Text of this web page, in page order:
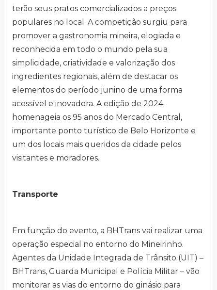
terão seus pratos comercializados a preços
populares no local. A competição surgiu para
promover a gastronomia mineira, elogiada e
reconhecida em todo o mundo pela sua
simplicidade, criatividade e valorização dos
ingredientes regionais, além de destacar os
elementos do período junino de uma forma
acessível e inovadora. A edição de 2024
homenageia os 95 anos do Mercado Central,
importante ponto turístico de Belo Horizonte e
um dos locais mais queridos da cidade pelos
visitantes e moradores.
Transporte
Em função do evento, a BHTrans vai realizar uma
operação especial no entorno do Mineirinho.
Agentes da Unidade Integrada de Trânsito (UIT) –
BHTrans, Guarda Municipal e Polícia Militar – vão
monitorar as vias do entorno do ginásio para